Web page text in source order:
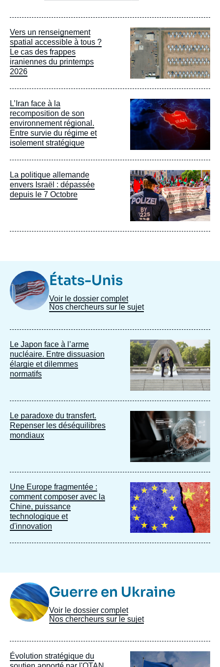
Vers un renseignement
spatial accessible à tous ?
Le cas des frappes
iraniennes du printemps
2026
Image
principale
L’Iran face à la
recomposition de son
environnement régional.
Entre survie du régime et
isolement stratégique
Image
principale
La politique allemande
envers Israël : dépassée
depuis le 7 Octobre
Image
principale
Image
Taxonomie États-Unis
Voir le dossier complet
Nos chercheurs sur le sujet
Le Japon face à l’arme
nucléaire. Entre dissuasion
élargie et dilemmes
normatifs
Image
principale
Le paradoxe du transfert.
Repenser les déséquilibres
mondiaux
Image
principale
Une Europe fragmentée :
comment composer avec la
Chine, puissance
technologique et
d'innovation
Image
principale
Image
TaxonomieGuerre en Ukraine
Voir le dossier complet
Nos chercheurs sur le sujet
Évolution stratégique du
Image
principale